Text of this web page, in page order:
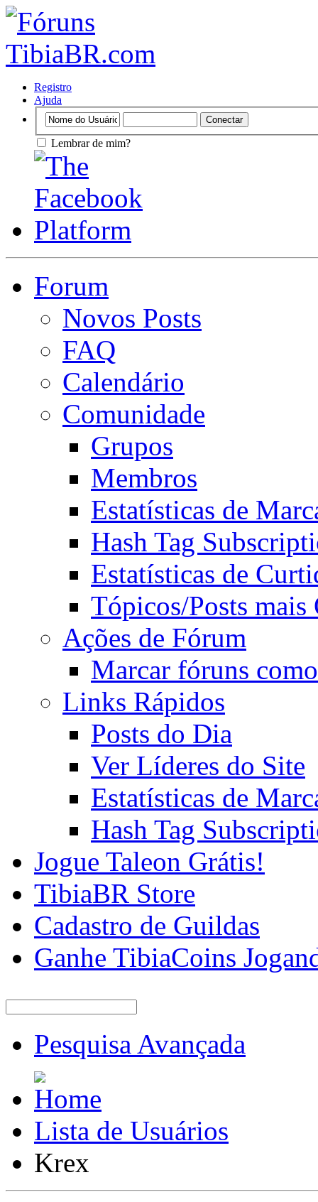
Registro
Ajuda
Lembrar de mim?
Forum
Novos Posts
FAQ
Calendário
Comunidade
Grupos
Membros
Estatísticas de
Hash Tag
Estatísticas de
Tópicos/Posts mais
Ações de Fórum
Marcar fóruns
Links Rápidos
Posts do Dia
Ver Líderes do Site
Estatísticas de
Hash Tag
Jogue Taleon Grátis!
TibiaBR Store
Cadastro de Guildas
Ganhe TibiaCoins
Pesquisa Avançada
Lista de Usuários
Krex